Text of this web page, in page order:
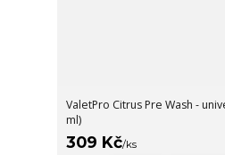
ValetPro Citrus Pre Wash -
ml)
309 Kč/ks